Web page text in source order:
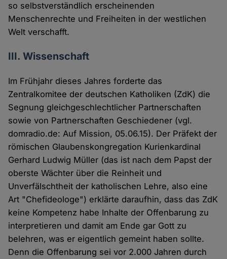
so selbstverständlich erscheinenden
Menschenrechte und Freiheiten in der westlichen
Welt verschafft.
III. Wissenschaft
Im Frühjahr dieses Jahres forderte das
Zentralkomitee der deutschen Katholiken (ZdK) die
Segnung gleichgeschlechtlicher Partnerschaften
sowie von Partnerschaften Geschiedener (vgl.
domradio.de: Auf Mission, 05.06.15). Der Präfekt der
römischen Glaubenskongregation Kurienkardinal
Gerhard Ludwig Müller (das ist nach dem Papst der
oberste Wächter über die Reinheit und
Unverfälschtheit der katholischen Lehre, also eine
Art "Chefideologe") erklärte daraufhin, dass das ZdK
keine Kompetenz habe Inhalte der Offenbarung zu
interpretieren und damit am Ende gar Gott zu
belehren, was er eigentlich gemeint haben sollte.
Denn die Offenbarung sei vor 2.000 Jahren durch